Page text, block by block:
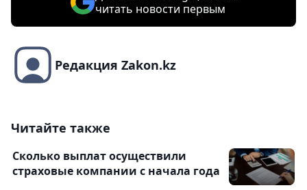
читать новости первым
Редакция Zakon.kz
Читайте также
Сколько выплат осуществили
страховые компании с начала года